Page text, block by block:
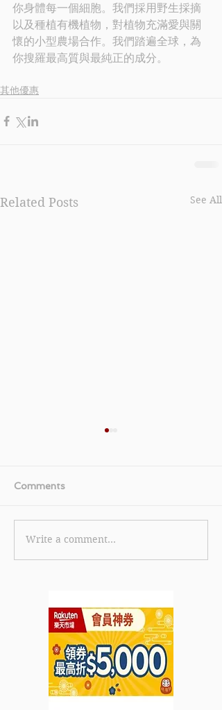
你身體每一個細胞。我們採用野生採摘
以及種植有機植物，對植物充滿愛與關
懷的小型農場合作。我們踏遍全球，為
你搜羅最高質與最純正的成分。
其他優惠
Related Posts See All
《Speedo 優惠》- 購買3
件指定正價和折扣商品可
Comments
Write a comment...